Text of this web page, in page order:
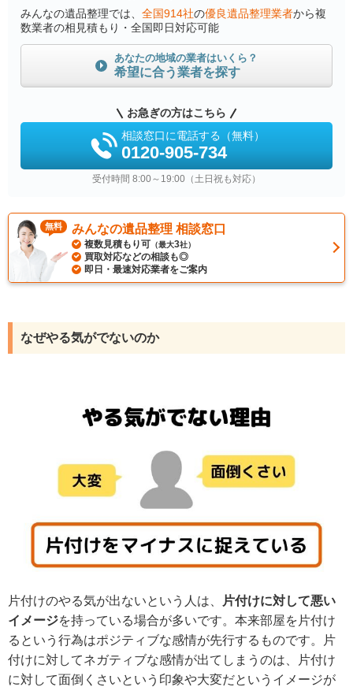
みんなの遺品整理では、 全国914社の優良遺品整理業者から複
数業者の相見積もり・全国即日対応可能
あなたの地域の業者はいくら？
希望に合う業者を探す
お急ぎの方はこちら
相談窓口に電話する（無料）
0120-905-734
受付時間 8:00～19:00（土日祝も対応）
無料 みんなの遺品整理 相談窓口
複数見積もり可 （最大3社）
買取対応などの相談も◎
即日・最速対応業者をご案内
なぜやる気がでないのか
片付けのやる気が出ないという人は、
片付けに対して悪い
イメージを持っている場合が多いです。本来部屋を片付け
るという行為はポジティブな感情が先行するものです。片
付けに対してネガティブな感情が出てしまうのは、片付け
に対して面倒くさいという印象や大変だというイメージが